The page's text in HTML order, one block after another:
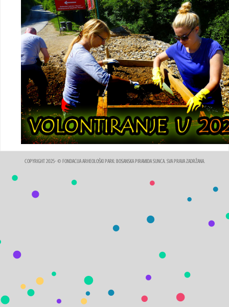
COPYRIGHT 2025- © FONDACIJA ARHEOLOŠKI PARK: BOSANSKA PIRAMIDA SUNCA. SVA PRAVA ZADRŽANA.